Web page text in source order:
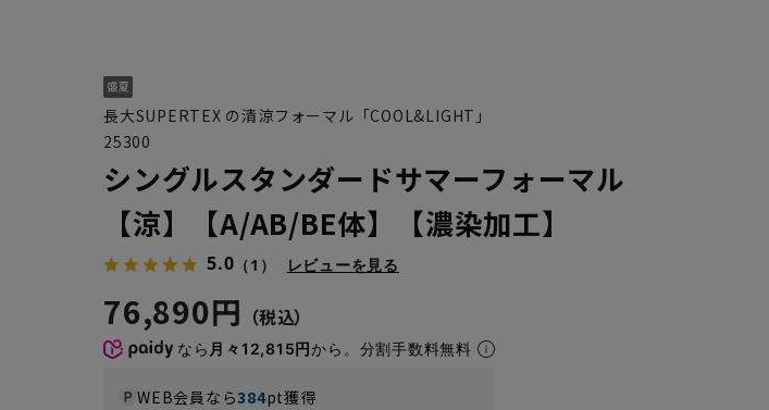
長大SUPERTEX の清涼フォーマル「COOL&LIGHT」
25300
シングルスタンダードサマーフォーマル
【涼】【A/AB/BE体】【濃染加工】
5.0 （1） レビューを見る
76,890円
なら 月々12,815円から。分割手数料無料
WEB会員なら384pt獲得